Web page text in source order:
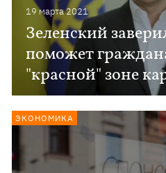
19 марта 2021
Зеленский
поможет
"красной" зоне
ЭКОНОМИКА